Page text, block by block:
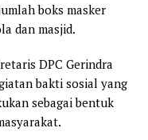
boks masker
dan masjid.
DPC Gerindra
bakti sosial yang
sebagai bentuk